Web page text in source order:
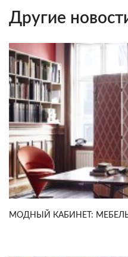
Другие
МОДНЫЙ КАБИНЕТ: МЕБЕЛЬ